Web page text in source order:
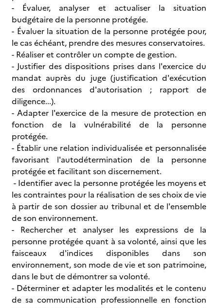
- Évaluer, analyser et actualiser la situation
budgétaire de la personne protégée.
- Évaluer la situation de la personne protégée pour,
le cas échéant, prendre des mesures conservatoires.
- Réaliser et contrôler un compte de gestion.
- Justifier des dispositions prises dans l'exercice du
mandat auprès du juge (justification d'exécution
des ordonnances d'autorisation ; rapport de
diligence...).
- Adapter l'exercice de la mesure de protection en
fonction de la vulnérabilité de la personne
protégée.
- Établir une relation individualisée et personnalisée
favorisant l'autodétermination de la personne
protégée et facilitant son discernement.
- Identifier avec la personne protégée les moyens et
les contraintes pour la réalisation de ses choix de vie
à partir de son dossier au tribunal et de l'ensemble
de son environnement.
- Rechercher et analyser les expressions de la
personne protégée quant à sa volonté, ainsi que les
faisceaux d'indices disponibles dans son
environnement, son mode de vie et son patrimoine,
dans le but de démontrer sa volonté.
- Déterminer et adapter les modalités et le contenu
de sa communication professionnelle en fonction